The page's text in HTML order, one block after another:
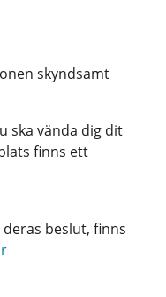
skyndsamt
ska vända dig dit
finns ett
beslut, finns